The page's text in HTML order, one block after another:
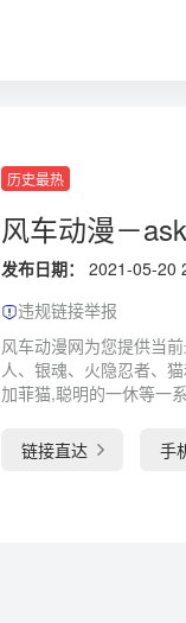
历史最热
风车动漫－
发布日期：
2021-05-20
违规链接举报
风车动漫网为您提供当
人、银魂、火隐忍者、
加菲猫,聪明的一休等一
链接直达 手